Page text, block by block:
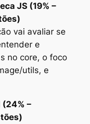
JS (19% –
vai avaliar se
e
no core, o foco
utils, e
(24% –